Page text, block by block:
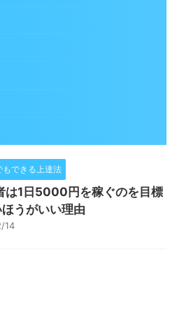
もできる上達法
は1日5000円を稼ぐのを目標
うがいい理由
14